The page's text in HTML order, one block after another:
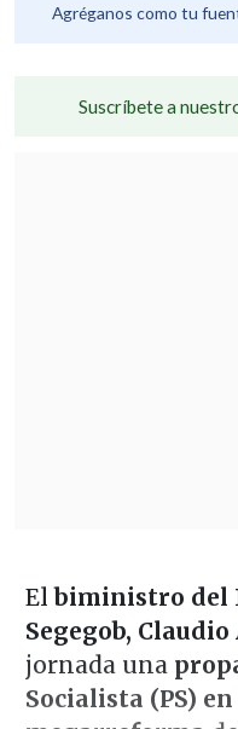
Agréganos como tu
Suscríbete a
Elbiministro del
Segegob,
jornada una
Socialista (PS)